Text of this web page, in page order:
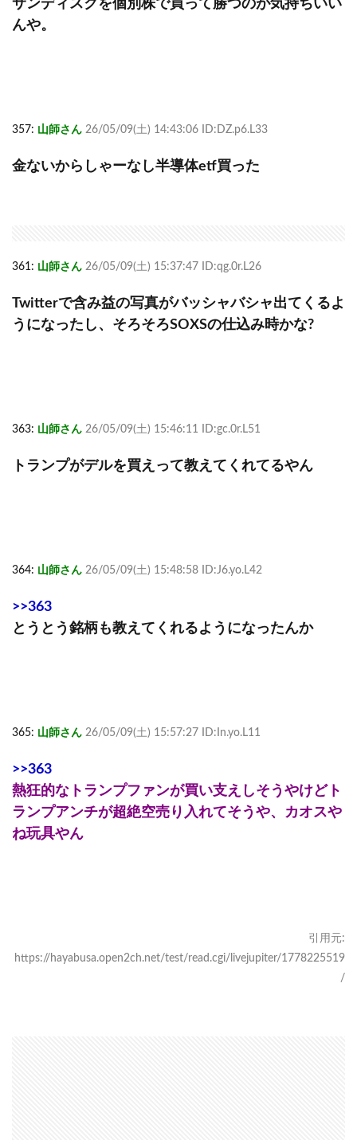
サンディスクを個別株で買って勝つのが気持ちいい
んや。
357: 山師さん 26/05/09(土) 14:43:06 ID:DZ.p6.L33
金ないからしゃーなし半導体etf買った
361: 山師さん 26/05/09(土) 15:37:47 ID:qg.0r.L26
Twitterで含み益の写真がバッシャバシャ出てくるよ
うになったし、そろそろSOXSの仕込み時かな?
363: 山師さん 26/05/09(土) 15:46:11 ID:gc.0r.L51
トランプがデルを買えって教えてくれてるやん
364: 山師さん 26/05/09(土) 15:48:58 ID:J6.yo.L42
>>363
とうとう銘柄も教えてくれるようになったんか
365: 山師さん 26/05/09(土) 15:57:27 ID:In.yo.L11
>>363
熱狂的なトランプファンが買い支えしそうやけどト
ランプアンチが超絶空売り入れてそうや、カオスや
ね玩具やん
引用元:
https://hayabusa.open2ch.net/test/read.cgi/livejupiter/1778225519
/